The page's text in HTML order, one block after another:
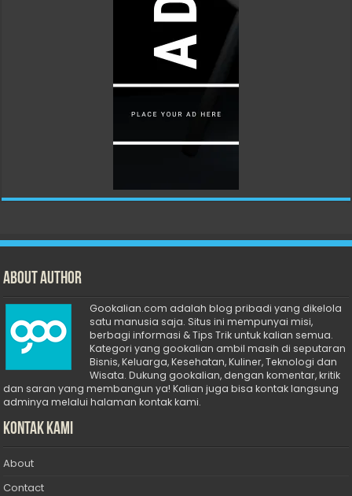
About Author
Gookalian.com adalah blog pribadi yang dikelola
satu manusia saja. Situs ini mempunyai misi,
berbagi informasi & Tips Trik untuk kalian semua.
Kategori yang gookalian ambil masih di seputaran
Bisnis, Keluarga, Kesehatan, Kuliner, Teknologi dan
Wisata. Dukung gookalian, dengan komentar, kritik
dan saran yang membangun ya! Kalian juga bisa kontak langsung
adminya melalui halaman kontak kami.
Kontak Kami
About
Contact